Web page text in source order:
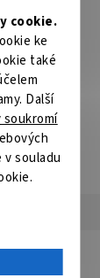
cookie.
ke
také
Další
soukromí
souladu